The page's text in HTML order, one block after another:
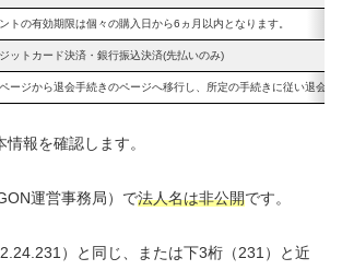
トの有効期限は個々の購入日から6ヵ月以内となります。
ットカード決済・銀行振込決済(先払いのみ)
ージから退会手続きのページへ移行し、所定の手続きに従い退会処
報を確認します。
運営事務局）で法人名は非公開です。
）と同じ、または下3桁（231）と近